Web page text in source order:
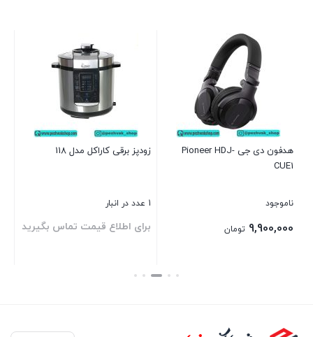
هدفون دی جی Pioneer HDJ-
CUE1
ناموجود
9,900,000 تومان
زودپز برقی کاراکل مدل 118
1 عدد در انبار
برای اطلاع قیمت تماس بگیرید
بستن